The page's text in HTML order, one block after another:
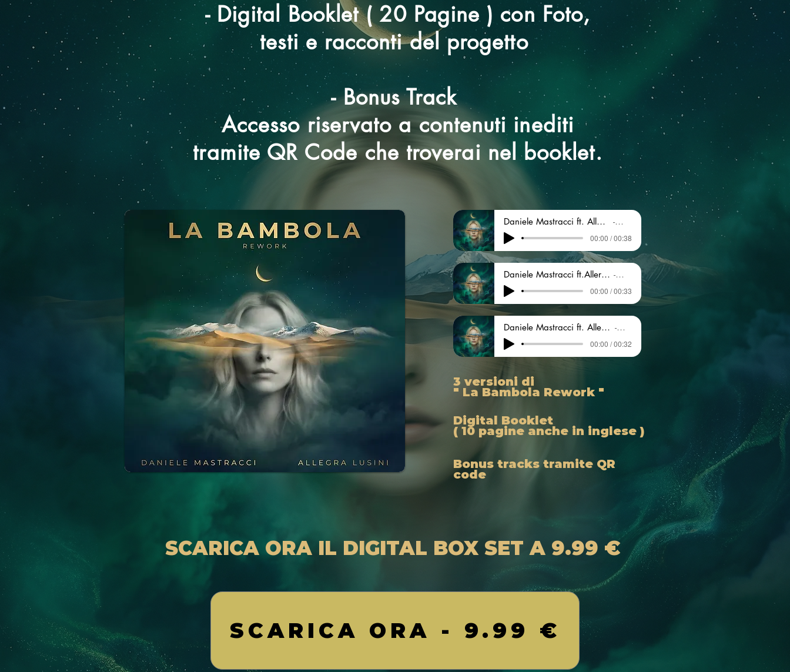
- Digital Booklet ( 20 Pagine ) con Foto,
testi e racconti del progetto
- Bonus Track
Accesso riservato a contenuti inediti
tramite QR Code che troverai nel booklet.
Daniele Mastracci ft. Allegra Lusini - La Bambola ( Original Rework ) Artist Name
00:00 / 00:38
Daniele Mastracci ft.Allergra Lusini - La Bambola ( Afro House Edit )#.6 Artist Name
00:00 / 00:33
Daniele Mastracci ft. Allegra Lusini - La Bambola ( Nocturne Mix ) PREVIEW Artist Name
00:00 / 00:32
3 versioni di
" La Bambola Rework "
Digital Booklet
( 10 pagine anche in inglese )
Bonus tracks tramite QR
code
SCARICA ORA IL DIGITAL BOX SET A 9.99 €
SCARICA ORA - 9.99 €